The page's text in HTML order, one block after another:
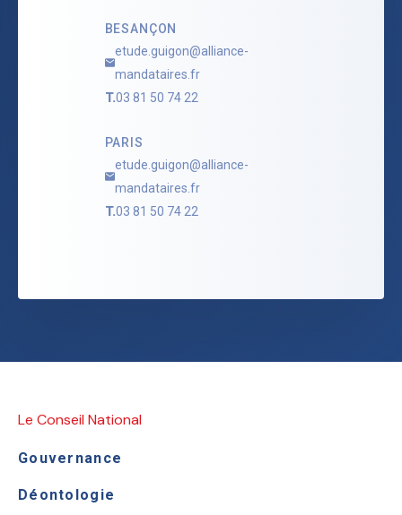
BESANÇON
etude.guigon@alliance-
mandataires.fr
T.03 81 50 74 22
PARIS
etude.guigon@alliance-
mandataires.fr
T.03 81 50 74 22
Le Conseil National
Gouvernance
Déontologie